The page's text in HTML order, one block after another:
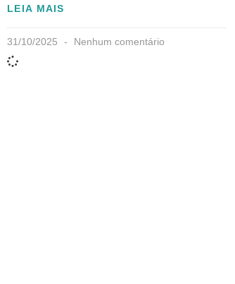
LEIA MAIS
31/10/2025 Nenhum comentário